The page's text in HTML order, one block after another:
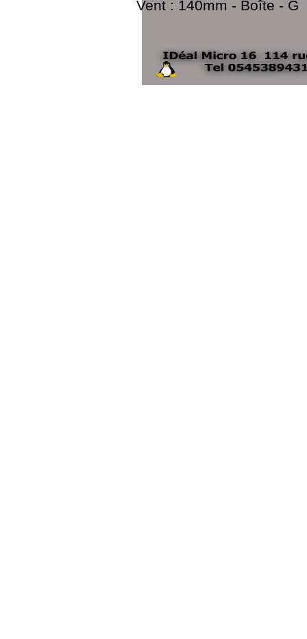
Vent : 140mm - Boîte - G